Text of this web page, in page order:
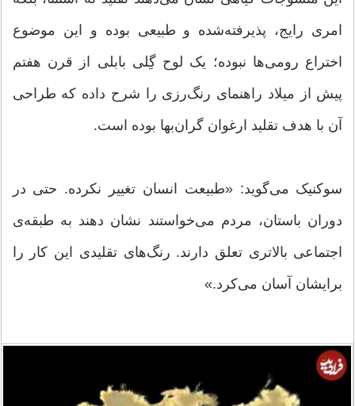
امری رایج، پذیرفته‌شده و طبیعی بوده و این موضوع
اختراع رومی‌ها نبوده؛ یک لوح گِلی بابلی از قرن هفتم
پیش از میلاد راهنمای رنگ‌رزی را شرح داده که طراحی
آن با هدف تقلید ارغوان گران‌بها بوده است.
سوکنیک می‌گوید: «طبیعت انسان تغییر نکرده. حتی در
دوران باستان، مردم می‌خواستند نشان دهند به طبقه‌ی
اجتماعی بالاتری تعلق دارند. رنگ‌های تقلیدی این کار را
برایشان آسان می‌کرد.»